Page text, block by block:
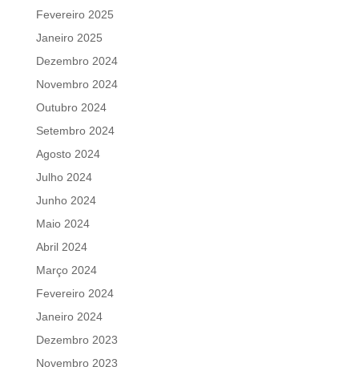
Fevereiro 2025
Janeiro 2025
Dezembro 2024
Novembro 2024
Outubro 2024
Setembro 2024
Agosto 2024
Julho 2024
Junho 2024
Maio 2024
Abril 2024
Março 2024
Fevereiro 2024
Janeiro 2024
Dezembro 2023
Novembro 2023